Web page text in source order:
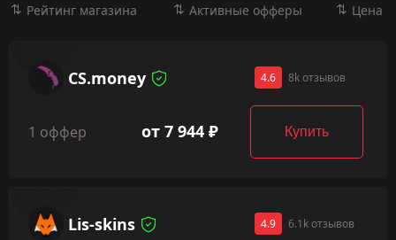
Рейтинг магазина Активные офферы Цена
CS.money 4.6 8k отзывов
1 оффер от 7 944 ₽ Купить
Lis-skins 4.9 6.1k отзывов